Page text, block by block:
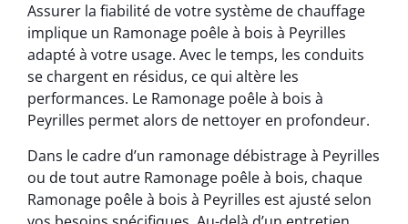
Assurer la fiabilité de votre système de chauffage
implique un Ramonage poêle à bois à Peyrilles
adapté à votre usage. Avec le temps, les conduits
se chargent en résidus, ce qui altère les
performances. Le Ramonage poêle à bois à
Peyrilles permet alors de nettoyer en profondeur.
Dans le cadre d’un ramonage débistrage à Peyrilles
ou de tout autre Ramonage poêle à bois, chaque
Ramonage poêle à bois à Peyrilles est ajusté selon